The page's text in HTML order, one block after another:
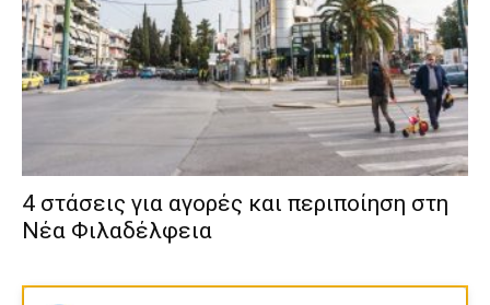
4 στάσεις για αγορές και περιποίηση στη
Νέα Φιλαδέλφεια